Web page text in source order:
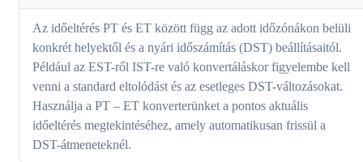
Az időeltérés PT és ET között függ az adott időzónákon belüli
konkrét helyektől és a nyári időszámítás (DST) beállításaitól.
Például az EST-ről IST-re való konvertáláskor figyelembe kell
venni a standard eltolódást és az esetleges DST-változásokat.
Használja a PT – ET konverterünket a pontos aktuális
időeltérés megtekintéséhez, amely automatikusan frissül a
DST-átmeneteknél.